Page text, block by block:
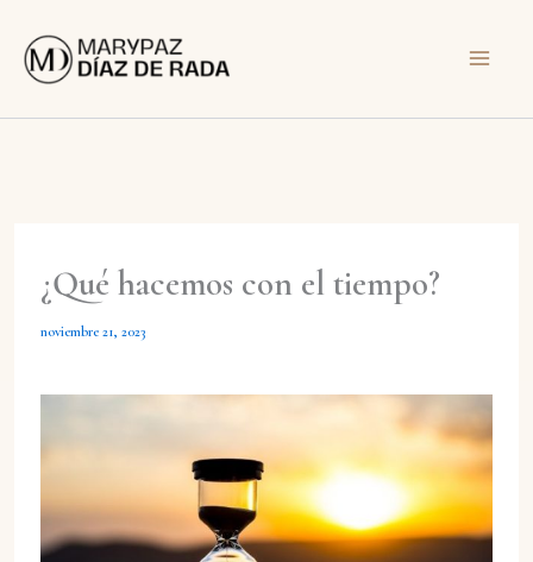
¿Qué hacemos con el tiempo?
noviembre 21, 2023